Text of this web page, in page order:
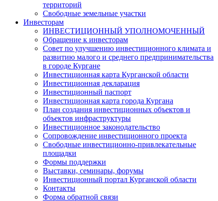
территорий
Свободные земельные участки
Инвесторам
ИНВЕСТИЦИОННЫЙ УПОЛНОМОЧЕННЫЙ
Обращение к инвесторам
Совет по улучшению инвестиционного климата и
развитию малого и среднего предпринимательства
в городе Кургане
Инвестиционная карта Курганской области
Инвестиционная декларация
Инвестиционный паспорт
Инвестиционная карта города Кургана
План создания инвестиционных объектов и
объектов инфраструктуры
Инвестиционное законодательство
Сопровождение инвестиционного проекта
Свободные инвестиционно-привлекательные
площадки
Формы поддержки
Выставки, семинары, форумы
Инвестиционный портал Курганской области
Контакты
Форма обратной связи